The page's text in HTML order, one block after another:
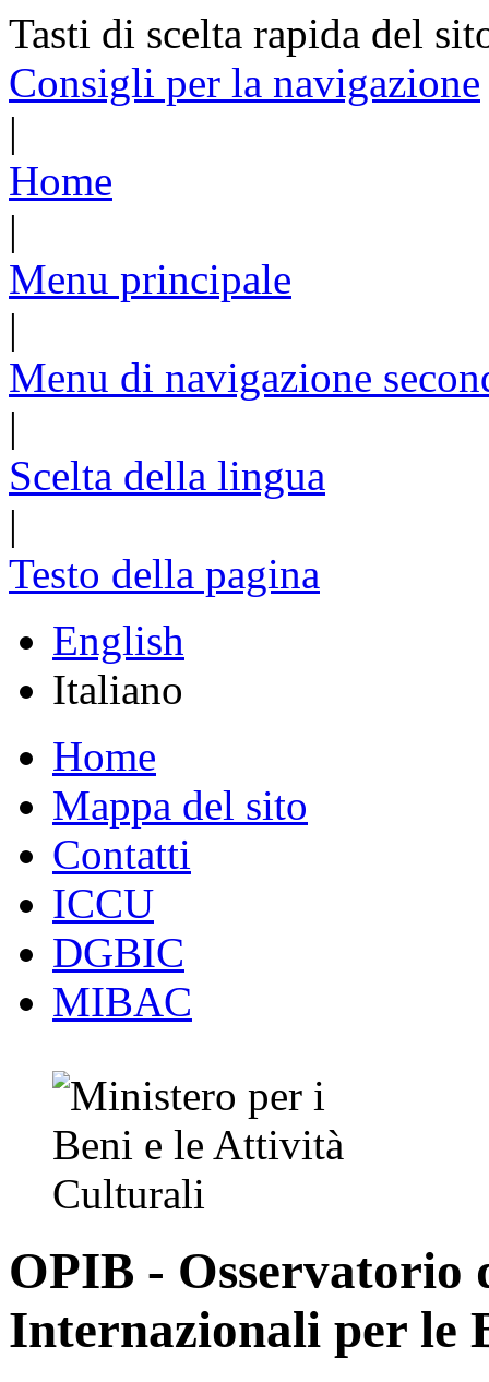
Tasti di scelta rapida del
Consigli per la navigazione
|
Home
|
Menu principale
|
Menu di navigazione
|
Scelta della lingua
|
Testo della pagina
English
Italiano
Home
Mappa del sito
Contatti
ICCU
DGBIC
MIBAC
OPIB - Osservatorio
Internazionali per le